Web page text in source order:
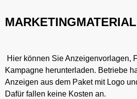
Hier können Sie Anzeigenvorlagen,
Kampagne herunterladen. Betriebe
Anzeigen aus dem Paket mit Logo
Dafür fallen keine Kosten an.